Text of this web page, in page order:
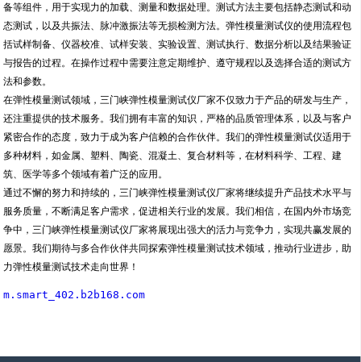
备等组件，用于实现力的加载、测量和数据处理。测试方法主要包括静态测试和动
态测试，以及共振法、脉冲激振法等无损检测方法。弹性模量测试仪的使用流程包
括试样制备、仪器校准、试样安装、实验设置、测试执行、数据分析以及结果验证
与报告的过程。在操作过程中需要注意定期维护、遵守规程以及选择合适的测试方
法和参数。
在弹性模量测试领域，三门峡弹性模量测试仪厂家不仅致力于产品的研发与生产，
还注重提供的技术服务。我们拥有丰富的知识，严格的品质管理体系，以及与客户
紧密合作的态度，致力于成为客户信赖的合作伙伴。我们的弹性模量测试仪适用于
多种材料，如金属、塑料、陶瓷、混凝土、复合材料等，在材料科学、工程、建
筑、医学等多个领域有着广泛的应用。
通过不懈的努力和持续的，三门峡弹性模量测试仪厂家将继续提升产品技术水平与
服务质量，不断满足客户需求，促进相关行业的发展。我们相信，在国内外市场竞
争中，三门峡弹性模量测试仪厂家将展现出强大的活力与竞争力，实现共赢发展的
愿景。我们期待与多合作伙伴共同探索弹性模量测试技术领域，推动行业进步，助
力弹性模量测试技术走向世界！
m.smart_402.b2b168.com